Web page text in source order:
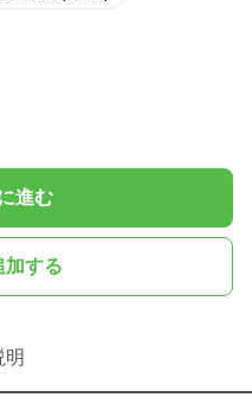
進む
加する
明